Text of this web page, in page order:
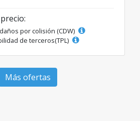
por colisión (CDW)
de terceros(TPL)
Más ofertas